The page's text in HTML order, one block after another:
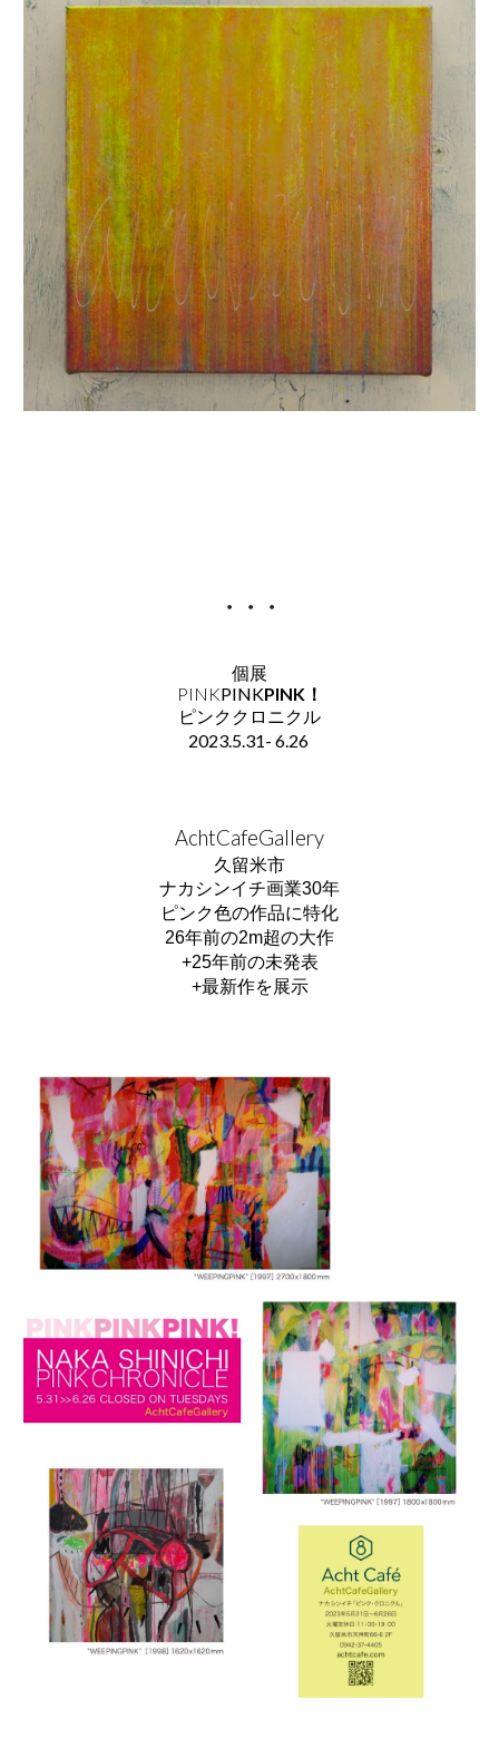
・・・
個展
PINKPINKPINK！
ピンククロニクル
2023.5.31- 6.26
AchtCafeGallery
久留米市
ナカシンイチ画業30年
ピンク色の作品に特化
26年前の2m超の大作
+25年前の未発表
+最新作を展示